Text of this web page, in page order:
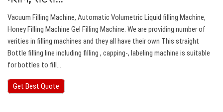
Vacuum Filling Machine, Automatic Volumetric Liquid filling Machine,
Honey Filling Machine Gel Filling Machine. We are providing number of
verities in filling machines and they all have their own This straight
Bottle filling line including filling , capping-, labeling machine is suitable
for bottles to fill…
Get Best Quote